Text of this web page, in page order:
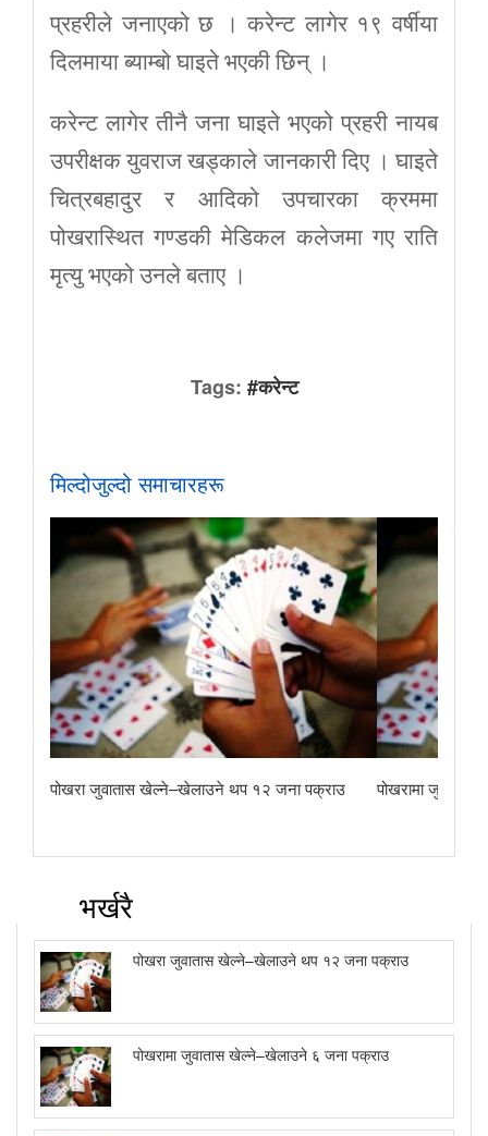
प्रहरीले जनाएको छ । करेन्ट लागेर १९ वर्षीया
दिलमाया ब्याम्बो घाइते भएकी छिन् ।
करेन्ट लागेर तीनै जना घाइते भएको प्रहरी नायब
उपरीक्षक युवराज खड्काले जानकारी दिए । घाइते
चित्रबहादुर र आदिको उपचारका क्रममा
पोखरास्थित गण्डकी मेडिकल कलेजमा गए राति
मृत्यु भएको उनले बताए ।
Tags: #करेन्ट
मिल्दोजुल्दो समाचारहरू
पोखरा जुवातास खेल्ने–खेलाउने थप १२ जना पक्राउ पोखरामा
भर्खरै
पोखरा जुवातास खेल्ने–खेलाउने थप १२ जना पक्राउ
पोखरामा जुवातास खेल्ने–खेलाउने ६ जना पक्राउ